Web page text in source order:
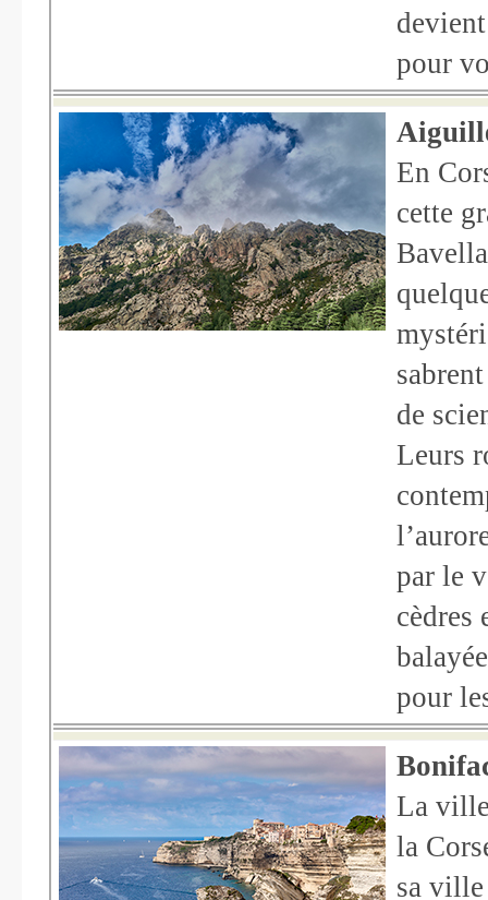
pour
En
cette
de
Leurs
par le
cèdres
pour
La
la
sa ville